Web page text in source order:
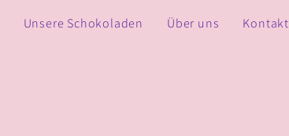
Unsere Schokoladen Über uns Kontakt